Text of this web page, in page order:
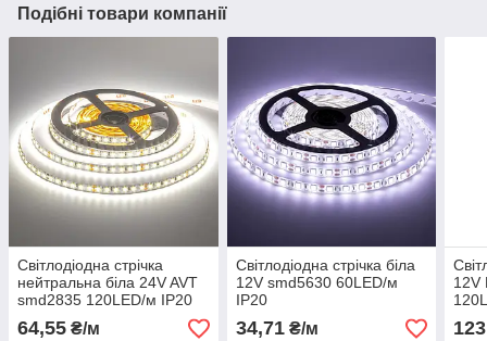
Подібні товари компанії
Світлодіодна стрічка
нейтральна біла 24V AVT
smd2835 120LED/м IP20
64,55 ₴/м
Світлодіодна стрічка біла
12V smd5630 60LED/м
IP20
34,71₴/м
12V